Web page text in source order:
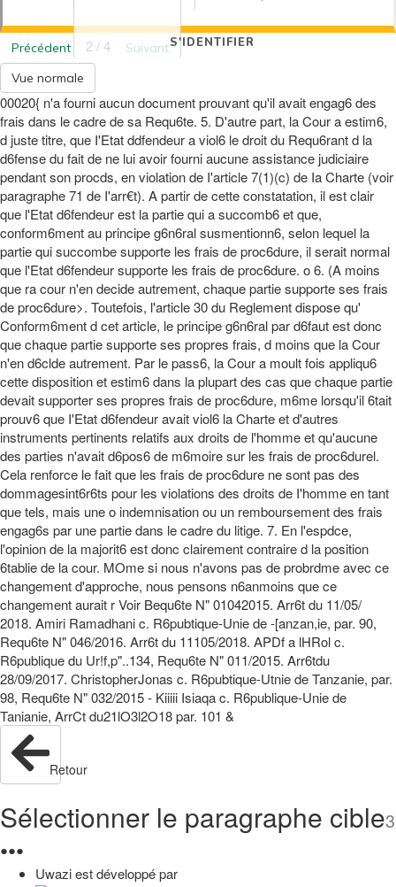
S'IDENTIFIER
Précédent 2 / 4
Suivant
Vue normale
00020{ n'a fourni aucun document prouvant qu'il avait engag6 des
frais dans le cadre de sa Requ6te. 5. D'autre part, la Cour a estim6,
d juste titre, que I'Etat ddfendeur a viol6 le droit du Requ6rant d la
d6fense du fait de ne lui avoir fourni aucune assistance judiciaire
pendant son procds, en violation de I'article 7(1)(c) de Ia Charte (voir
paragraphe 71 de I'arr€t). A partir de cette constatation, il est clair
que l'Etat d6fendeur est la partie qui a succomb6 et que,
conform6ment au principe g6n6ral susmentionn6, selon lequel la
partie qui succombe supporte les frais de proc6dure, il serait normal
que l'Etat d6fendeur supporte les frais de proc6dure. o 6. (A moins
que ra cour n'en decide autrement, chaque partie supporte ses frais
de proc6dure>. Toutefois, l'article 30 du Reglement dispose qu'
Conform6ment d cet article, le principe g6n6ral par d6faut est donc
que chaque partie supporte ses propres frais, d moins que la Cour
n'en d6clde autrement. Par le pass6, la Cour a moult fois appliqu6
cette disposition et estim6 dans la plupart des cas que chaque partie
devait supporter ses propres frais de proc6dure, m6me lorsqu'il 6tait
prouv6 que I'Etat d6fendeur avait viol6 la Charte et d'autres
instruments pertinents relatifs aux droits de l'homme et qu'aucune
des parties n'avait d6pos6 de m6moire sur les frais de proc6durel.
Cela renforce le fait que les frais de proc6dure ne sont pas des
dommagesint6r6ts pour les violations des droits de I'homme en tant
que tels, mais une o indemnisation ou un remboursement des frais
engag6s par une partie dans le cadre du litige. 7. En l'espdce,
l'opinion de la majorit6 est donc clairement contraire d la position
6tablie de la cour. MOme si nous n'avons pas de probrdme avec ce
changement d'approche, nous pensons n6anmoins que ce
changement aurait r Voir Bequ6te N" 01042015. Arr6t du 11/05/
2018. Amiri Ramadhani c. R6pubtique-Unie de -[anzan,ie, par. 90,
Requ6te N" 046/2016. Arr6t du 11105/2018. APDf a lHRol c.
R6publique du Ur!f,p"..134, Requ6te N" 011/2015. Arr6tdu
28/09/2017. ChristopherJonas c. R6pubtique-Utnie de Tanzanie, par.
98, Requ6te N" 032/2015 - Kiiiii Isiaqa c. R6publique-Unie de
Tanianie, ArrCt du21lO3l2O18 par. 101 &
Retour
Sélectionner le paragraphe cible3
●●●
Uwazi est développé par